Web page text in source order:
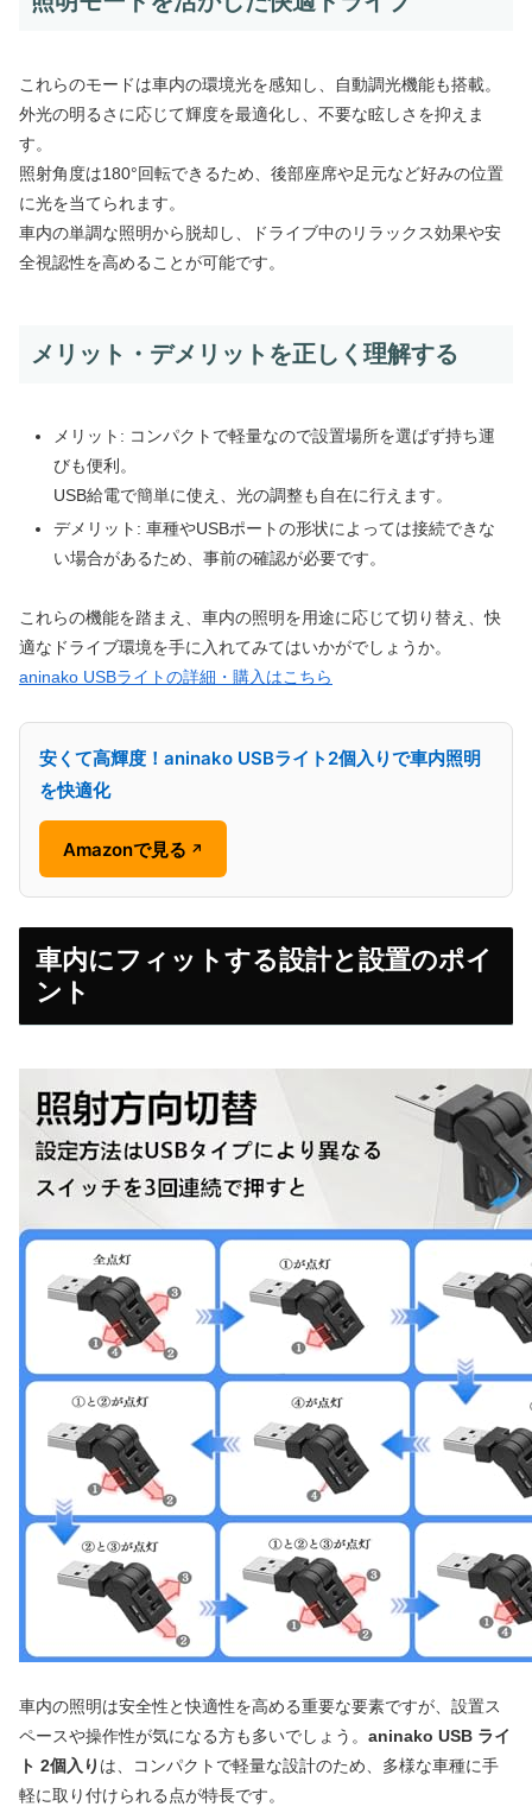
これらのモードは車内の環境光を感知し、自動調光機能も搭載。
外光の明るさに応じて輝度を最適化し、不要な眩しさを抑えま
す。
照射角度は180°回転できるため、後部座席や足元など好みの位置
に光を当てられます。
車内の単調な照明から脱却し、ドライブ中のリラックス効果や安
全視認性を高めることが可能です。
メリット・デメリットを正しく理解する
メリット: コンパクトで軽量なので設置場所を選ばず持ち運
びも便利。
USB給電で簡単に使え、光の調整も自在に行えます。
デメリット: 車種やUSBポートの形状によっては接続できな
い場合があるため、事前の確認が必要です。
これらの機能を踏まえ、車内の照明を用途に応じて切り替え、快
適なドライブ環境を手に入れてみてはいかがでしょうか。
aninako USBライトの詳細・購入はこちら
安くて高輝度！aninako USBライト2個入りで車内照明
を快適化
Amazonで見る ↗
車内にフィットする設計と設置のポイ
ント
車内の照明は安全性と快適性を高める重要な要素ですが、設置ス
ペースや操作性が気になる方も多いでしょう。 aninako USB ライ
ト 2個入り は、コンパクトで軽量な設計のため、多様な車種に手
軽に取り付けられる点が特長です。